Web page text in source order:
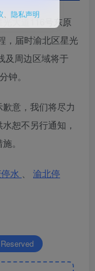
大道116号东原
，届时渝北区星光
及周边区域将于
钟。
意，我们将尽力
恕不另行通知，
。
水 、 渝北停
隐私声明